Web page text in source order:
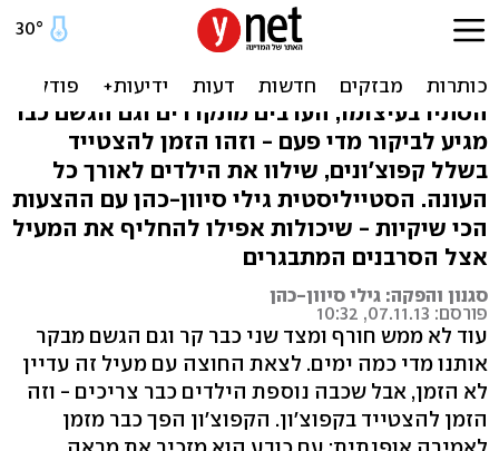
הגשם כבר כאן: הקפוצ'ונים
הכי שווים לחורף
הסתיו בעיצומו, הערבים מתקררים וגם הגשם כבר
מגיע לביקור מדי פעם - וזהו הזמן להצטייד
בשלל קפוצ'ונים, שילוו את הילדים לאורך כל
העונה. הסטייליסטית גילי סיוון-כהן עם ההצעות
הכי שיקיות - שיכולות אפילו להחליף את המעיל
אצל הסרבנים המתבגרים
סגנון והפקה: גילי סיוון-כהן
פורסם: 07.11.13, 10:32
עוד לא ממש חורף ומצד שני כבר קר וגם הגשם מבקר
אותנו מדי כמה ימים. לצאת החוצה עם מעיל זה עדיין
לא הזמן, אבל שכבה נוספת הילדים כבר צריכים - וזה
הזמן להצטייד בקפוצ'ון. הקפוצ'ון הפך כבר מזמן